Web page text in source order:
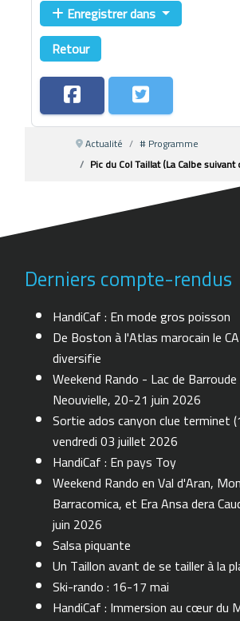
Enregistrer dans
Retour
Actualité
# Programme
Pic du Col Taillat (La Calbe
Derniers compte-rendus
HandiCaf : En mode gros poisson
De Boston à l'Atlas marocain le
diversifie
Weekend Rando - Lac de
Neouvielle, 20-21 juin 2026
Sortie ados canyon clue terminet
vendredi 03 juillet 2026
HandiCaf : En pays Toy
Weekend Rando en Val d'Aran,
Barracomica, et Era Ansa dera
juin 2026
Salsa piquante
Un Taillon avant de se tailler à la
Ski-rando : 16-17 mai
HandiCaf : Immersion au cœur du